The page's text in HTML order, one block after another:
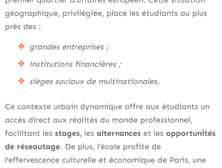
géographique, privilégiée, place les étudiants au plus
près des :
grandes entreprises ;
institutions financières ;
sièges sociaux de multinationales.
Ce contexte urbain dynamique offre aux étudiants un
accès direct aux réalités du monde professionnel,
facilitant les stages, les alternances et les opportunités
de réseautage. De plus, l’école profite de
l’effervescence culturelle et économique de Paris, une